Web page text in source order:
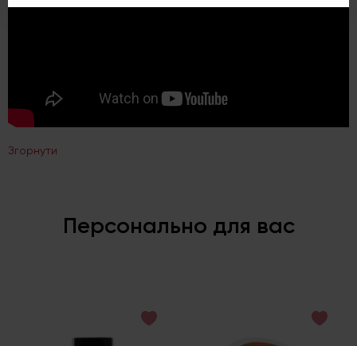
Згорнути
Персонально для вас